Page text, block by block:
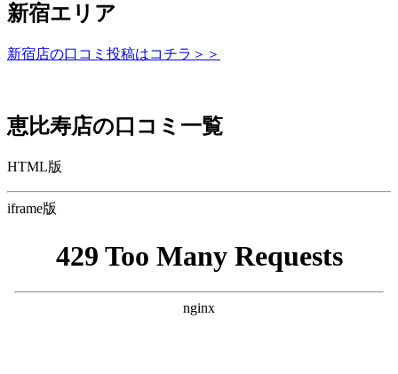
新宿エリア
新宿店の口コミ投稿はコチラ＞＞
恵比寿店の口コミ一覧
HTML版
iframe版